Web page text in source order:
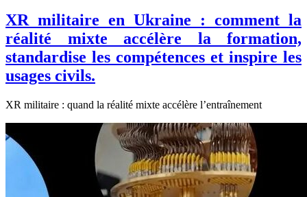
XR militaire en Ukraine : comment la
réalité mixte accélère la formation,
standardise les compétences et inspire les
usages civils.
XR militaire : quand la réalité mixte accélère l’entraînement